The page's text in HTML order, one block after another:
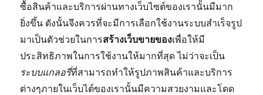
ซื้อสินค้าและบริการผ่านทางเว็บไซต์ของเรานั้นมีมาก
ยิ่งขึ้น ดังนั้นจึงควรที่จะมีการเลือกใช้งานระบบสำเร็จรูป
มาเป็นตัวช่วยในการสร้างเว็บขายของเพื่อให้มี
ประสิทธิภาพในการใช้งานให้มากที่สุด ไม่ว่าจะเป็น
ระบบแกลอรี่ที่สามารถทำให้รูปภาพสินค้าและบริการ
ต่างๆภายในเว็บไต์ของเรานั้นมีความสวยงามและโดด